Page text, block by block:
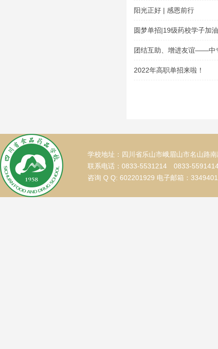
阳光正好 | 感恩前行
圆梦单招|19级药校学子加
团结互助、增进友谊——中
2022年高职单招来啦！
学校地址：四川省乐山市峨眉山市名山路
联系电话：0833-5531214 0833-
咨询 Q Q: 602201929 电子邮箱：